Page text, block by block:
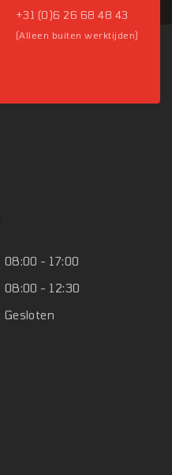
+31 (0)6 26 68 48 43
(Alleen buiten werktijden)
08:00 - 17:00
08:00 - 12:30
Gesloten